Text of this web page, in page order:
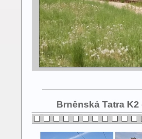
Brněnská Tatra